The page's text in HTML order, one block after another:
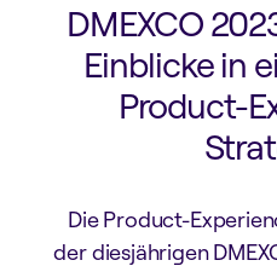
DMEXCO
Einblicke in
Product-
Die Product-
der diesjährigen